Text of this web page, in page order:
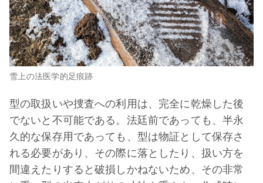
雪上の法医学的足痕跡
型の取扱いや捜査への利用は、完全に乾燥した後
でないと不可能である。法廷前であっても、半永
久的な保存用であっても、型は物証として保存さ
れる必要があり、その際に落としたり、扱い方を
間違えたりすると破損しかねないため、その非常